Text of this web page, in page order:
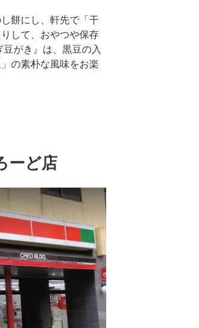
餅にし、軒先で「干
して、おやつや保存
豆がき』は、黒豆の入
の素朴な風味をお楽
ーど店